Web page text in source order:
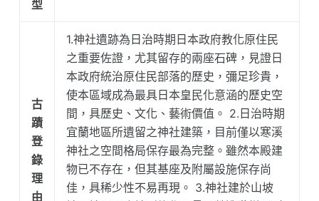
型
古
蹟
登
錄
理
由
1.神社遺跡為日治時期日本政府教化原住民
之重要佐證，尤其留存的兩座石碑，見證日
本政府統治原住民部落的歷史，彌足珍貴，
使本區域成為最具日本皇民化意涵的歷史空
間，具歷史、文化、藝術價值。 2.日治時期
宜蘭地區所遺留之神社建築，目前僅以寒溪
神社之空間格局保存最為完整。雖然本殿建
物已不存在，但其基座及附屬設施保存尚
佳，具稀少性不易再現。 3.神社建於山坡